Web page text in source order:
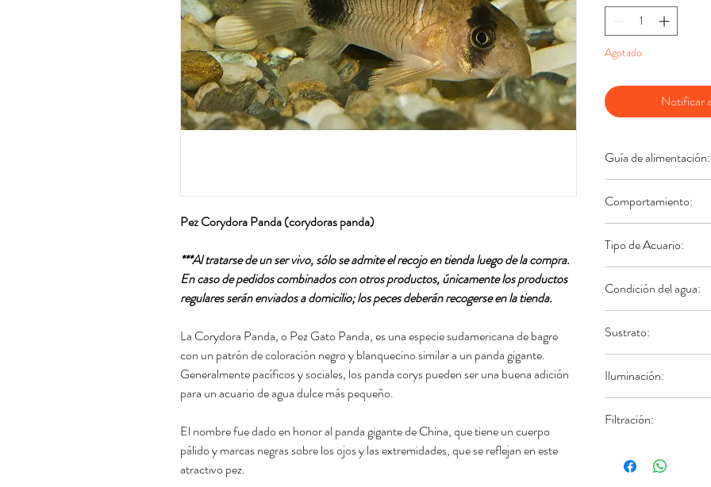
Pez Corydora Panda (corydoras panda)
***Al tratarse de un ser vivo, sólo se admite el recojo en tienda luego de la compra.
En caso de pedidos combinados con otros productos, únicamente los productos
regulares serán enviados a domicilio; los peces deberán recogerse en la tienda.
La Corydora Panda, o Pez Gato Panda, es una especie sudamericana de bagre
con un patrón de coloración negro y blanquecino similar a un panda gigante.
Generalmente pacíficos y sociales, los panda corys pueden ser una buena adición
para un acuario de agua dulce más pequeño.
El nombre fue dado en honor al panda gigante de China, que tiene un cuerpo
pálido y marcas negras sobre los ojos y las extremidades, que se reflejan en este
atractivo pez.
Agotado
Notificar
Guía de alimentación:
de buena calidad
con alimentos vivos
lombriz sanguínea y
Los Panda Corys
cualquier alimento
aloja en un tanque
fondo del tanque para
Varias tabletas de
específicamente para
alimenticia. Tenga en
por la noche, así que
por la noche.
Comportamiento:
comunitarios.Los
pequeños
enanos y otros
mantener a las
más seguras y activas
Tipo de Acuario:
para replicar un
Tamaño de
Litraje mínimo:
Condición del agua:
para cuidar de tu
Rango de
Temperatura
pH rango:6 – 8
Dureza de agua:
Sustrato:
suave, ya que
bocados de comida.
Las Corydoras tienen
especialmente si se
agua.
Iluminación:
luz siempre y cuando
lugares de refugio
Filtración:
mantendrá los